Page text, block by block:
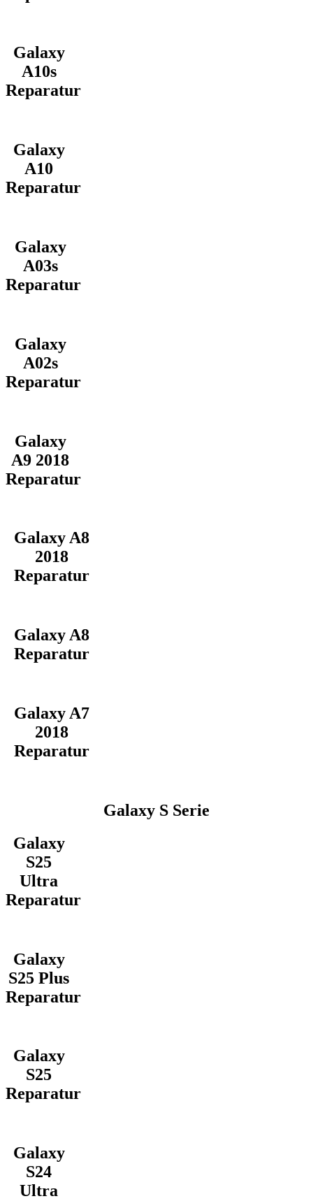
Galaxy
A10s
Reparatur
Galaxy
A10
Reparatur
Galaxy
A03s
Reparatur
Galaxy
A02s
Reparatur
Galaxy
A9 2018
Reparatur
Galaxy A8
2018
Reparatur
Galaxy A8
Reparatur
Galaxy A7
2018
Reparatur
Galaxy S Serie
Galaxy
S25
Ultra
Reparatur
Galaxy
S25 Plus
Reparatur
Galaxy
S25
Reparatur
Galaxy
S24
Ultra